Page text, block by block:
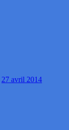
27 avril 2014